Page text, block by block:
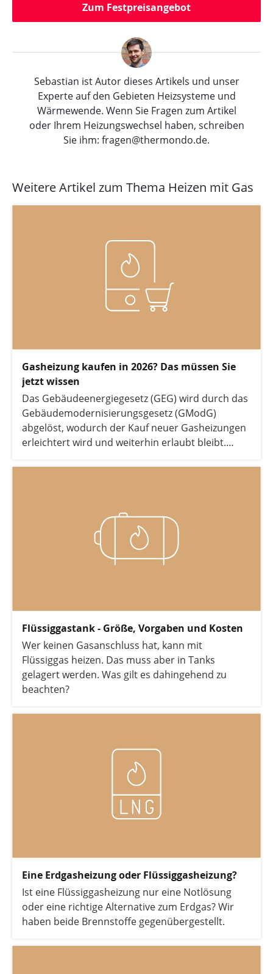
Zum Festpreisangebot
Sebastian ist Autor dieses Artikels und unser
Experte auf den Gebieten Heizsysteme und
Wärmewende. Wenn Sie Fragen zum Artikel
oder Ihrem Heizungswechsel haben, schreiben
Sie ihm: fragen@thermondo.de.
Weitere Artikel zum Thema Heizen mit Gas
Gasheizung kaufen in 2026? Das müssen Sie
jetzt wissen
Das Gebäudeenergiegesetz (GEG) wird durch das
Gebäudemodernisierungsgesetz (GModG)
abgelöst, wodurch der Kauf neuer Gasheizungen
erleichtert wird und weiterhin erlaubt bleibt.
Flüssiggastank - Größe, Vorgaben und Kosten
Wer keinen Gasanschluss hat, kann mit
Flüssiggas heizen. Das muss aber in Tanks
gelagert werden. Was gilt es dahingehend zu
beachten?
Eine Erdgasheizung oder Flüssiggasheizung?
Ist eine Flüssiggasheizung nur eine Notlösung
oder eine richtige Alternative zum Erdgas? Wir
haben beide Brennstoffe gegenübergestellt.